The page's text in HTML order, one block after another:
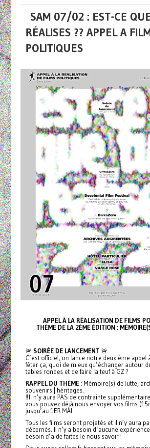
SAM 07/02 : EST-CE
RÉALISES ?? APPEL A
POLITIQUES
APPEL À LA RÉALISATION DE FILMS
THÈME DE LA 2ÈME ÉDITION :
🚨 SOIRÉE DE LANCEMENT 🚨
C’est officiel, on lance notre deuxième appel
fêter ça, quoi de mieux qu’échanger autour
tables rondes et de faire la teuf à GZ ?
RAPPEL DU THÈME: Mémoire(s) de lutte,
souvenirs | héritages.
‼️Il n’y aura PAS de contrainte
vous pouvez déjà nous envoyer vos films
jusqu’au 1ER MAI.
Tous les films seront projetés et il n’y aura
décernés. Il n’y a besoin d’aucune
besoin d’aide faites le nous savoir !